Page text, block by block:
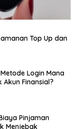
Top Up dan
Login Mana
Finansial?
Pinjaman
Menjebak